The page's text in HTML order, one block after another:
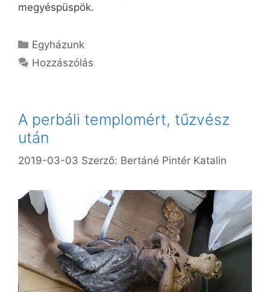
megyéspüspök.
Kategória
Egyházunk
Hozzászólás
A perbáli templomért, tűzvész
után
2019-03-03 Szerző: Bertáné Pintér Katalin